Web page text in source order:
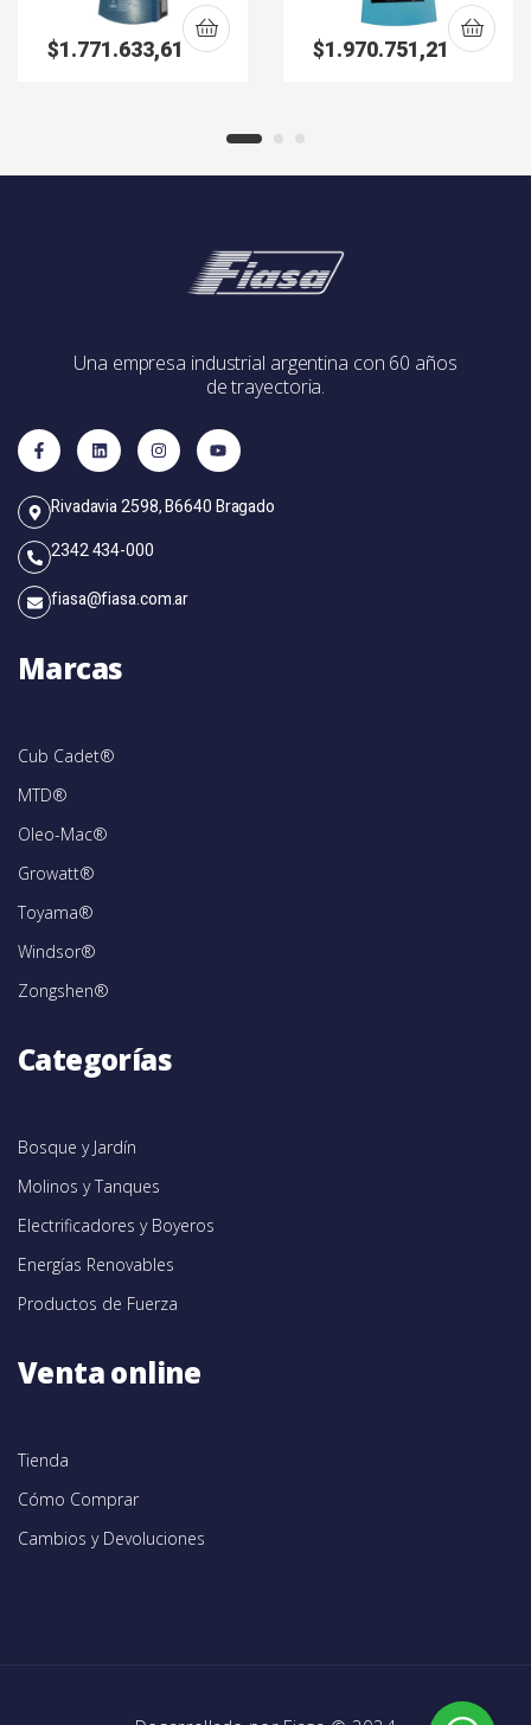
$1.771.633,61 $1.970.751,21
Una empresa industrial argentina con 60 años
de trayectoria.
Rivadavia 2598, B6640 Bragado
2342 434-000
fiasa@fiasa.com.ar
Marcas
Cub Cadet®
MTD®
Oleo-Mac®
Growatt®
Toyama®
Windsor®
Zongshen®
Categorías
Bosque y Jardín
Molinos y Tanques
Electrificadores y Boyeros
Energías Renovables
Productos de Fuerza
Venta online
Tienda
Cómo Comprar
Cambios y Devoluciones